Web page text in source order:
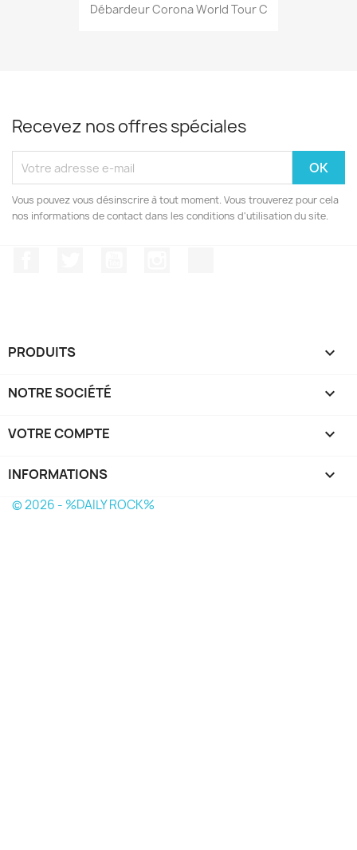
Débardeur Corona World Tour C
Recevez nos offres spéciales
Vous pouvez vous désinscrire à tout moment. Vous trouverez pour cela
nos informations de contact dans les conditions d'utilisation du site.
PRODUITS 
NOTRE SOCIÉTÉ 
VOTRE COMPTE 
INFORMATIONS keyboard_arrow_down
© 2026 - %DAILY ROCK%